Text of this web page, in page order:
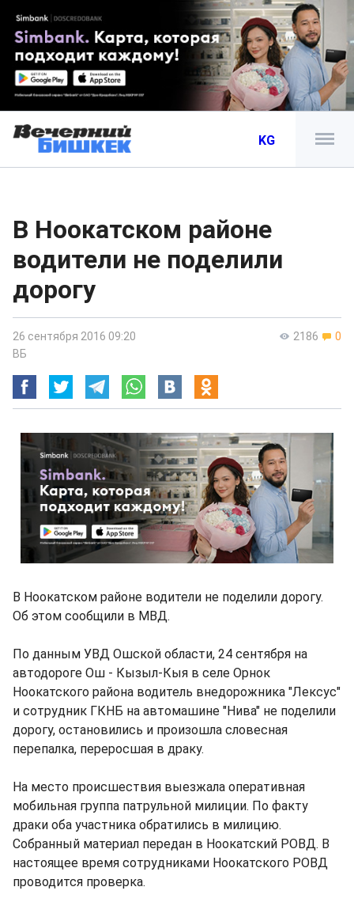
KG
В Ноокатском районе
водители не поделили
дорогу
2186 0
26 сентября 2016 09:20
ВБ
В Ноокатском районе водители не поделили дорогу.
Об этом сообщили в МВД.
По данным УВД Ошской области, 24 сентября на
автодороге Ош - Кызыл-Кыя в селе Орнок
Ноокатского района водитель внедорожника "Лексус"
и сотрудник ГКНБ на автомашине "Нива" не поделили
дорогу, остановились и произошла словесная
перепалка, переросшая в драку.
На место происшествия выезжала оперативная
мобильная группа патрульной милиции. По факту
драки оба участника обратились в милицию.
Собранный материал передан в Ноокатский РОВД. В
настоящее время сотрудниками Ноокатского РОВД
проводится проверка.